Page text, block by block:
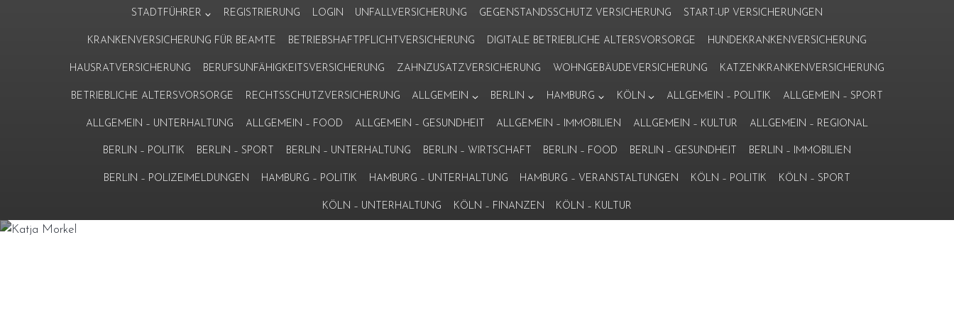
STADTFÜHRER REGISTRIERUNG LOGIN UNFALLVERSICHERUNG GEGENSTANDSSCHUTZ VERSICHERUNG START-UP VERSICHERUNGEN
KRANKENVERSICHERUNG FÜR BEAMTE BETRIEBSHAFTPFLICHTVERSICHERUNG DIGITALE BETRIEBLICHE ALTERSVORSORGE HUNDEKRANKENVERSICHERUNG
HAUSRATVERSICHERUNG BERUFSUNFÄHIGKEITSVERSICHERUNG ZAHNZUSATZVERSICHERUNG WOHNGEBÄUDEVERSICHERUNG KATZENKRANKENVERSICHERUNG
BETRIEBLICHE ALTERSVORSORGE RECHTSSCHUTZVERSICHERUNG ALLGEMEIN BERLIN HAMBURG KÖLN ALLGEMEIN – POLITIK ALLGEMEIN – SPORT
ALLGEMEIN – UNTERHALTUNG ALLGEMEIN – FOOD ALLGEMEIN – GESUNDHEIT ALLGEMEIN – IMMOBILIEN ALLGEMEIN – KULTUR ALLGEMEIN – REGIONAL
BERLIN – POLITIK BERLIN – SPORT BERLIN – UNTERHALTUNG BERLIN – WIRTSCHAFT BERLIN – FOOD BERLIN – GESUNDHEIT BERLIN – IMMOBILIEN
BERLIN – POLIZEIMELDUNGEN HAMBURG – POLITIK HAMBURG – UNTERHALTUNG HAMBURG – VERANSTALTUNGEN KÖLN – POLITIK KÖLN – SPORT
KÖLN – UNTERHALTUNG KÖLN – FINANZEN KÖLN – KULTUR